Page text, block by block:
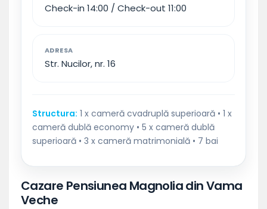
Check-in 14:00 / Check-out 11:00
ADRESA
Str. Nucilor, nr. 16
Structura: 1 x cameră cvadruplă superioară • 1 x
cameră dublă economy • 5 x cameră dublă
superioară • 3 x cameră matrimonială • 7 bai
Cazare Pensiunea Magnolia din Vama
Veche